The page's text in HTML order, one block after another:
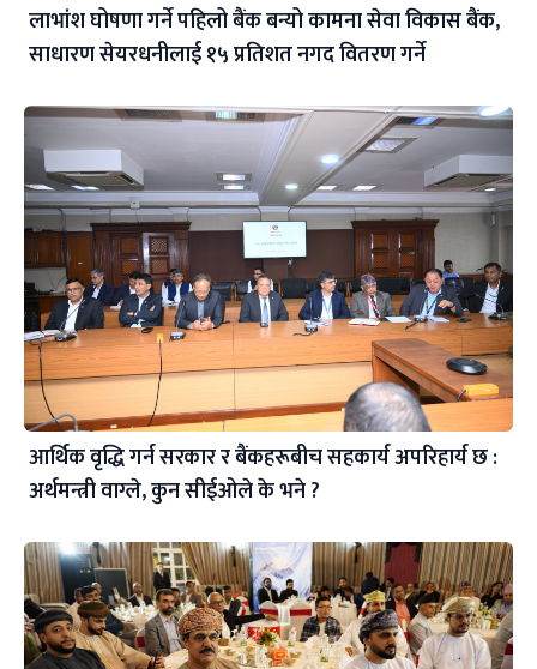
लाभांश घोषणा गर्ने पहिलो बैंक बन्यो कामना सेवा विकास बैंक,
साधारण सेयरधनीलाई १५ प्रतिशत नगद वितरण गर्ने
आर्थिक वृद्धि गर्न सरकार र बैंकहरूबीच सहकार्य अपरिहार्य छ :
अर्थमन्त्री वाग्ले, कुन सीईओले के भने ?